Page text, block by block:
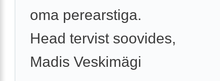
oma perearstiga.
Head tervist soovides,
Madis Veskimägi